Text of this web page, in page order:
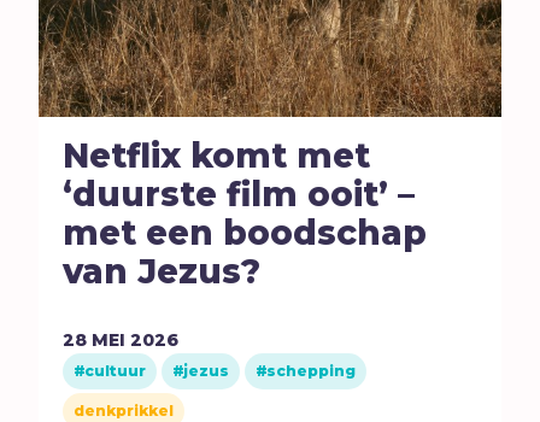
Verslaving
Vertrouwen
Vervolging
Vragen
Vreugde
Vriendschap
Vrijheid
Wonderen
Zelfbeeld
Netflix komt met
‘duurste film ooit’ –
met een boodschap
van Jezus?
28 MEI 2026
cultuur jezus schepping
denkprikkel